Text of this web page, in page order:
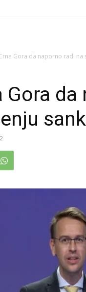
Gora da naporno radi na
Gora